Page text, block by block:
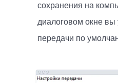
сохранения на
диалоговом окне вы
передачи по